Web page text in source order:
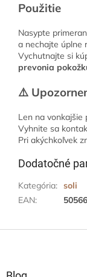
Použitie
Nasypte
a nechajte úplne
Vychutnajte si
prevonia
⚠️
Len na vonkajšie
Vyhnite sa
Pri akýchkoľvek
Dodatočné
Kategória: soli
EAN: